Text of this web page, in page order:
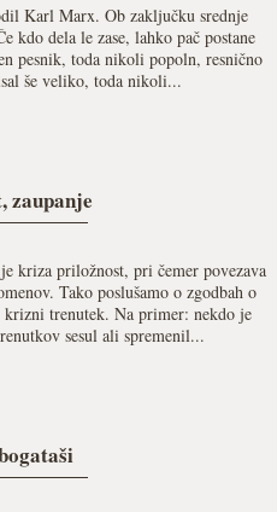
Karl Marx. Ob zaključku srednje
kdo dela le zase, lahko pač postane
pesnik, toda nikoli popoln, resnično
še veliko, toda nikoli...
zaupanje
kriza priložnost, pri čemer povezava
Tako poslušamo o zgodbah o
trenutek. Na primer: nekdo je
sesul ali spremenil...